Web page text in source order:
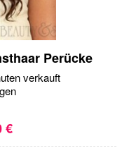
Perücke
verkauft
€